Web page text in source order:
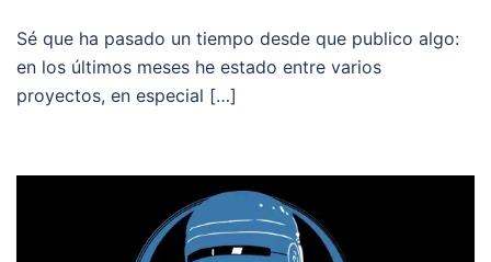
Sé que ha pasado un tiempo desde que publico algo:
en los últimos meses he estado entre varios
proyectos, en especial […]